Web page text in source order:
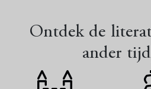
Ontdek de
ander